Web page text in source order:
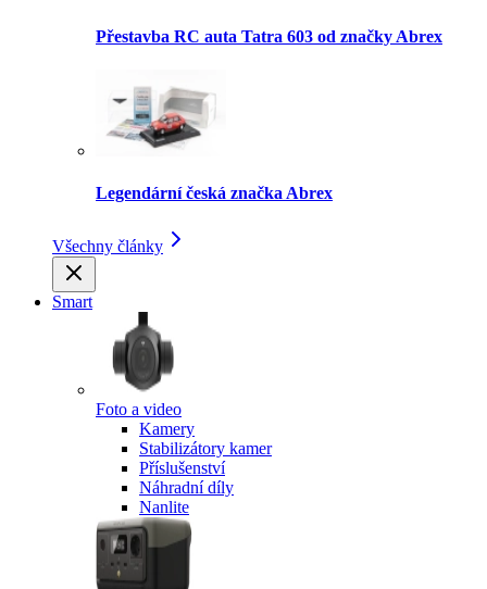
Přestavba RC auta Tatra 603 od značky Abrex
Legendární česká značka Abrex
Všechny články
Smart
Foto a video
Kamery
Stabilizátory kamer
Příslušenství
Náhradní díly
Nanlite